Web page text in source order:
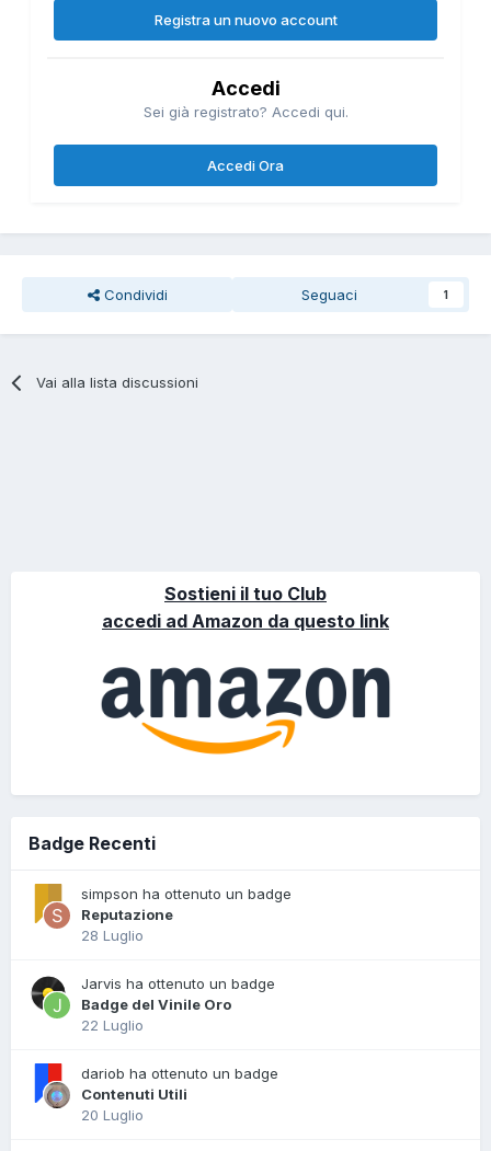
Registra un nuovo account
Accedi
Sei già registrato? Accedi qui.
Accedi Ora
Condividi Seguaci 1
Vai alla lista discussioni
Sostieni il tuo Club
accedi ad Amazon da questo link
Badge Recenti
simpson ha ottenuto un badge
Reputazione
28 Luglio
Jarvis ha ottenuto un badge
Badge del Vinile Oro
22 Luglio
dariob ha ottenuto un badge
Contenuti Utili
20 Luglio